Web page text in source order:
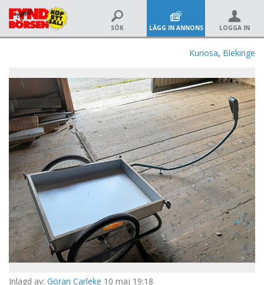
SÖK LÄGG IN ANNONS LOGGA IN
Kuriosa, Blekinge
Inlagd av: Göran Carleke 10 maj 19:18